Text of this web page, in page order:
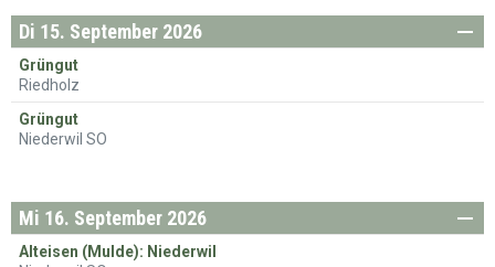
Di
enstag
15. September 2026
Grüngut
Riedholz
Grüngut
Niederwil SO
Mi
ttwoch
16. September 2026
Alteisen (Mulde): Niederwil